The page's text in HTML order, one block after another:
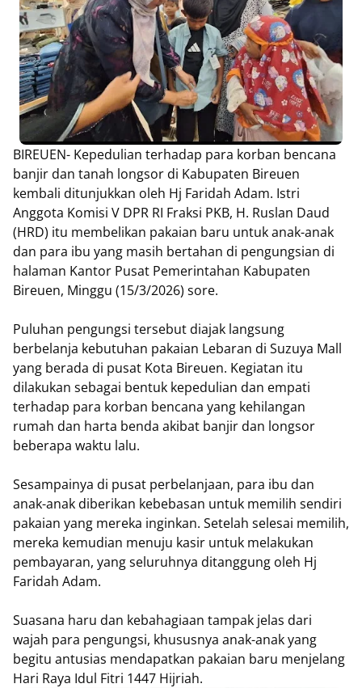
BIREUEN- Kepedulian terhadap para korban bencana
banjir dan tanah longsor di Kabupaten Bireuen
kembali ditunjukkan oleh Hj Faridah Adam. Istri
Anggota Komisi V DPR RI Fraksi PKB, H. Ruslan Daud
(HRD) itu membelikan pakaian baru untuk anak-anak
dan para ibu yang masih bertahan di pengungsian di
halaman Kantor Pusat Pemerintahan Kabupaten
Bireuen, Minggu (15/3/2026) sore.
Puluhan pengungsi tersebut diajak langsung
berbelanja kebutuhan pakaian Lebaran di Suzuya Mall
yang berada di pusat Kota Bireuen. Kegiatan itu
dilakukan sebagai bentuk kepedulian dan empati
terhadap para korban bencana yang kehilangan
rumah dan harta benda akibat banjir dan longsor
beberapa waktu lalu.
Sesampainya di pusat perbelanjaan, para ibu dan
anak-anak diberikan kebebasan untuk memilih sendiri
pakaian yang mereka inginkan. Setelah selesai memilih,
mereka kemudian menuju kasir untuk melakukan
pembayaran, yang seluruhnya ditanggung oleh Hj
Faridah Adam.
Suasana haru dan kebahagiaan tampak jelas dari
wajah para pengungsi, khususnya anak-anak yang
begitu antusias mendapatkan pakaian baru menjelang
Hari Raya Idul Fitri 1447 Hijriah.